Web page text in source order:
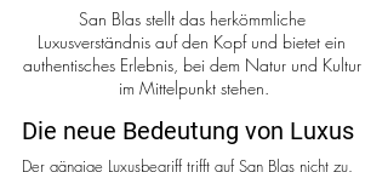
San Blas stellt das herkömmliche
Luxusverständnis auf den Kopf und bietet ein
authentisches Erlebnis, bei dem Natur und Kultur
im Mittelpunkt stehen.
Die neue Bedeutung von Luxus
Der gängige Luxusbegriff trifft auf San Blas nicht zu.